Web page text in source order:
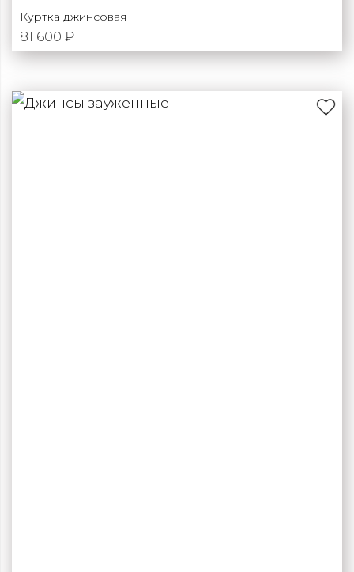
Куртка джинсовая
81 600 ₽